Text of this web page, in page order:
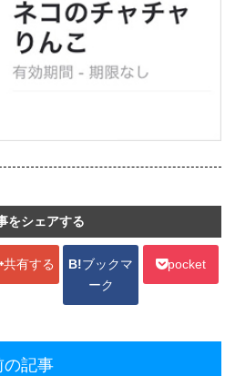
をシェアする
共有する B!ブックマ
ーク
pocket
の記事